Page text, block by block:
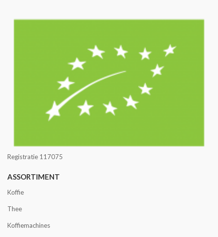
Registratie 117075
ASSORTIMENT
Koffie
Thee
Koffiemachines